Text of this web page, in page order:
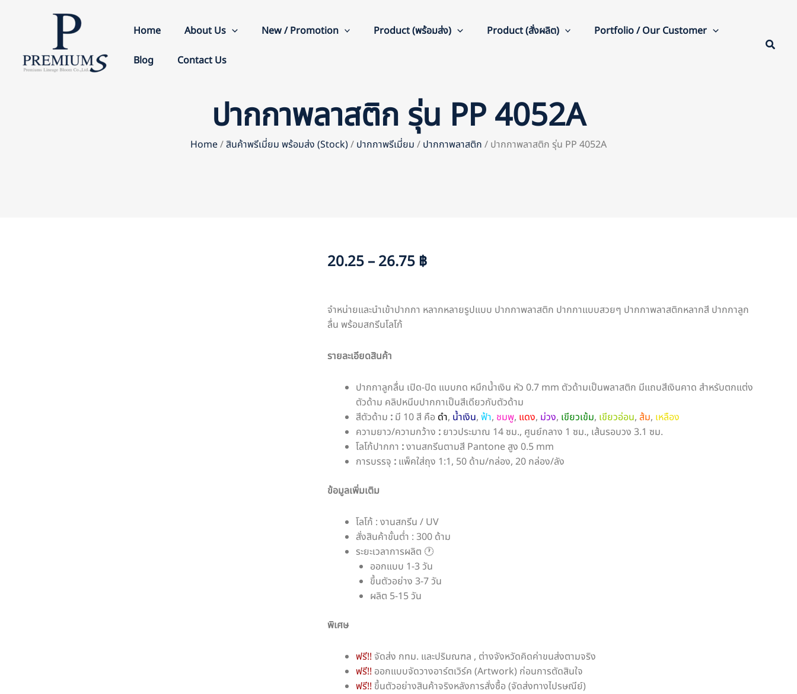
Home About Us New / Promotion Product (พร้อมส่ง) Product (สั่งผลิต) Portfolio / Our Customer
Blog Contact Us
ปากกาพลาสติก รุ่น PP 4052A
Home/สินค้าพรีเมี่ยม พร้อมส่ง (Stock)/ ปากกาพรีเมี่ยม / ปากกาพลาสติก / ปากกาพลาสติก รุ่น PP 4052A
20.25 – 26.75 ฿
จำหน่ายและนำเข้าปากกา หลากหลายรูปแบบ ปากกาพลาสติก ปากกาแบบสวยๆ ปากกาพลาสติกหลากสี ปากกาลูก
ลื่น พร้อมสกรีนโลโก้
รายละเอียดสินค้า
ปากกาลูกลื่น เปิด-ปิด แบบกด หมึกน้ำเงิน หัว 0.7 mm ตัวด้ามเป็นพลาสติก มีแถบสีเงินคาด สำหรับตกแต่ง
ตัวด้าม คลิปหนีบปากกาเป็นสีเดียวกับตัวด้าม
สีตัวด้าม : มี 10 สี คือ ดำ, น้ำเงิน, ฟ้า, ชมพู, แดง, ม่วง, เขียวเข้ม, เขียวอ่อน, ส้ม, เหลือง
ความยาว/ความกว้าง : ยาวประมาณ 14 ซม., ศูนย์กลาง 1 ซม., เส้นรอบวง 3.1 ซม.
โลโก้ปากกา :งานสกรีนตามสี Pantone สูง 0.5 mm
การบรรจุ : แพ็คใส่ถุง 1:1, 50 ด้าม/กล่อง, 20 กล่อง/ลัง
ข้อมูลเพิ่มเติม
โลโก้ : งานสกรีน / UV
สั่งสินค้าขั้นต่ำ : 300 ด้าม
ระยะเวลาการผลิต 🕐
ออกแบบ 1-3 วัน
ขึ้นตัวอย่าง 3-7 วัน
ผลิต 5-15 วัน
พิเศษ
ฟรี!! จัดส่ง กทม. และปริมณฑล , ต่างจังหวัดคิดค่าขนส่งตามจริง
ฟรี!! ออกแบบจัดวางอาร์ตเวิร์ค (Artwork) ก่อนการตัดสินใจ
ฟรี!! ขึ้นตัวอย่างสินค้าจริงหลังการสั่งซื้อ (จัดส่งทางไปรษณีย์)